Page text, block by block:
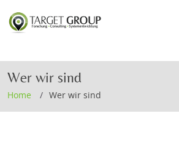
Wer wir sind
Home Wer wir sind